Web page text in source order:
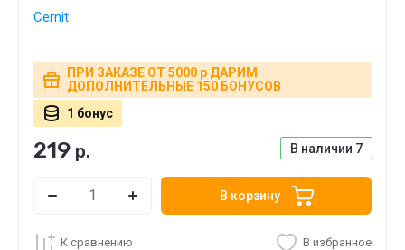
Cernit
ПРИ ЗАКАЗЕ ОТ 5000 р ДАРИМ
ДОПОЛНИТЕЛЬНЫЕ 150 БОНУСОВ
1 бонус
В наличии 7
219 р.
В корзину
К сравнению В избранное